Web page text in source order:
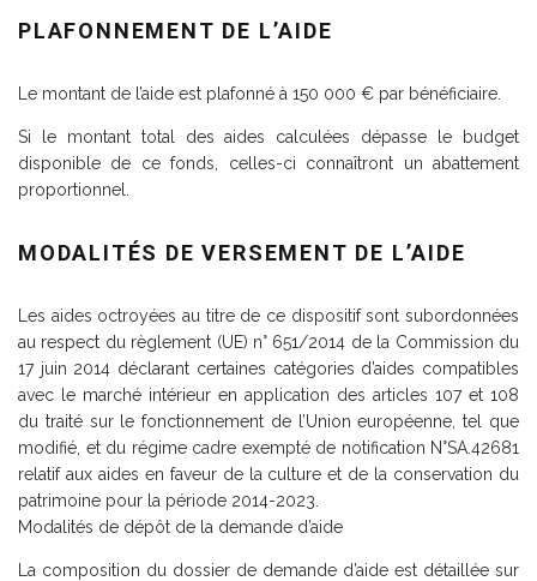
PLAFONNEMENT DE L’AIDE
Le montant de l’aide est plafonné à 150 000 € par bénéficiaire.
Si le montant total des aides calculées dépasse le budget
disponible de ce fonds, celles-ci connaîtront un abattement
proportionnel.
MODALITÉS DE VERSEMENT DE L’AIDE
Les aides octroyées au titre de ce dispositif sont subordonnées
au respect du règlement (UE) n° 651/2014 de la Commission du
17 juin 2014 déclarant certaines catégories d’aides compatibles
avec le marché intérieur en application des articles 107 et 108
du traité sur le fonctionnement de l’Union européenne, tel que
modifié, et du régime cadre exempté de notification N°SA.42681
relatif aux aides en faveur de la culture et de la conservation du
patrimoine pour la période 2014-2023.
Modalités de dépôt de la demande d’aide
La composition du dossier de demande d’aide est détaillée sur